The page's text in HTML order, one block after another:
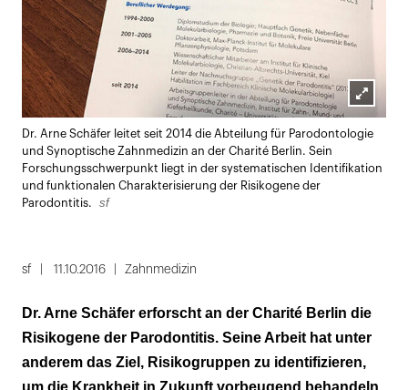
Lightbox
öffnen
Dr. Arne Schäfer leitet seit 2014 die Abteilung für Parodontologie
und Synoptische Zahnmedizin an der Charité Berlin. Sein
Forschungsschwerpunkt liegt in der systematischen Identifikation
und funktionalen Charakterisierung der Risikogene der
Parodontitis.
sf
sf 11.10.2016 Zahnmedizin
Dr. Arne Schäfer erforscht an der Charité Berlin die
Risikogene der Parodontitis. Seine Arbeit hat unter
anderem das Ziel, Risikogruppen zu identifizieren,
um die Krankheit in Zukunft vorbeugend behandeln